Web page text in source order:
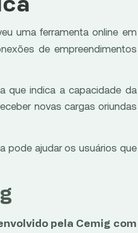
uma ferramenta online em
de empreendimentos
que indica a capacidade da
novas cargas oriundas
pode ajudar os usuários que
pela Cemig com